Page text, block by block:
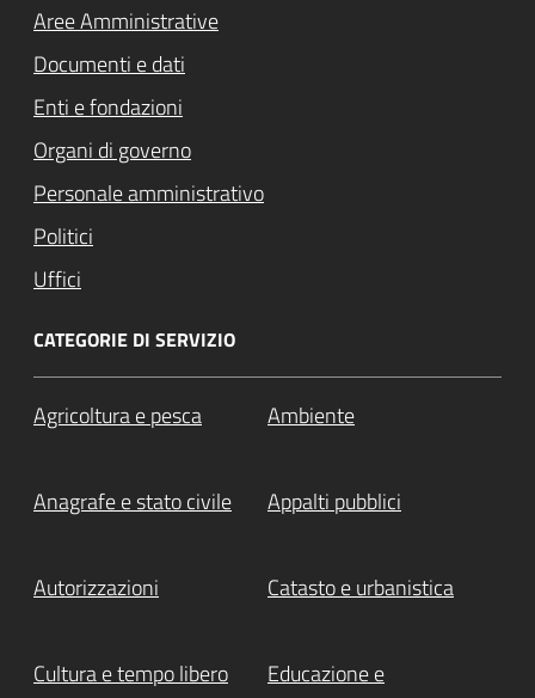
Aree Amministrative
Documenti e dati
Enti e fondazioni
Organi di governo
Personale amministrativo
Politici
Uffici
CATEGORIE DI SERVIZIO
Agricoltura e pesca Ambiente
Anagrafe e stato civile Appalti pubblici
Autorizzazioni Catasto e urbanistica
Cultura e tempo libero
Educazione e